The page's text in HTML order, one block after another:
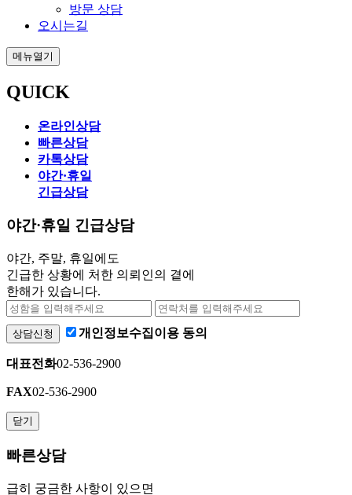
방문 상담
오시는길
메뉴열기
QUICK
온라인상담
빠른상담
카톡상담
야간·휴일
긴급상담
야간·휴일 긴급상담
야간, 주말, 휴일에도
긴급한 상황에 처한 의뢰인의 곁에
한해가 있습니다.
상담신청 개인정보수집이용 동의
대표전화02-536-2900
FAX02-536-2900
닫기
빠른상담
급히 궁금한 사항이 있으면